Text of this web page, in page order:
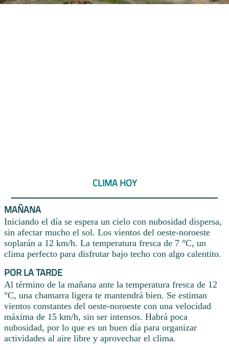
CLIMA HOY
MAÑANA
Iniciando el día se espera un cielo con nubosidad dispersa,
sin afectar mucho el sol. Los vientos del oeste-noroeste
soplarán a 12 km/h. La temperatura fresca de 7 °C, un
clima perfecto para disfrutar bajo techo con algo calentito.
POR LA TARDE
Al término de la mañana ante la temperatura fresca de 12
°C, una chamarra ligera te mantendrá bien. Se estiman
vientos constantes del oeste-noroeste con una velocidad
máxima de 15 km/h, sin ser intensos. Habrá poca
nubosidad, por lo que es un buen día para organizar
actividades al aire libre y aprovechar el clima.